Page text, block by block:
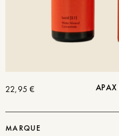
APAX
22,95€
MARQUE